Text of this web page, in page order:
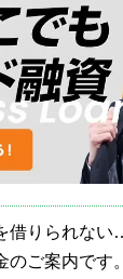
借りられな
のご案内です